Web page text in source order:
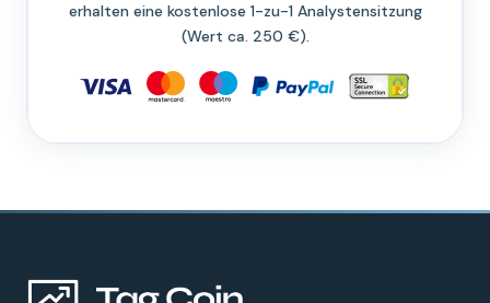
erhalten eine kostenlose 1-zu-1 Analystensitzung
(Wert ca. 250 €).